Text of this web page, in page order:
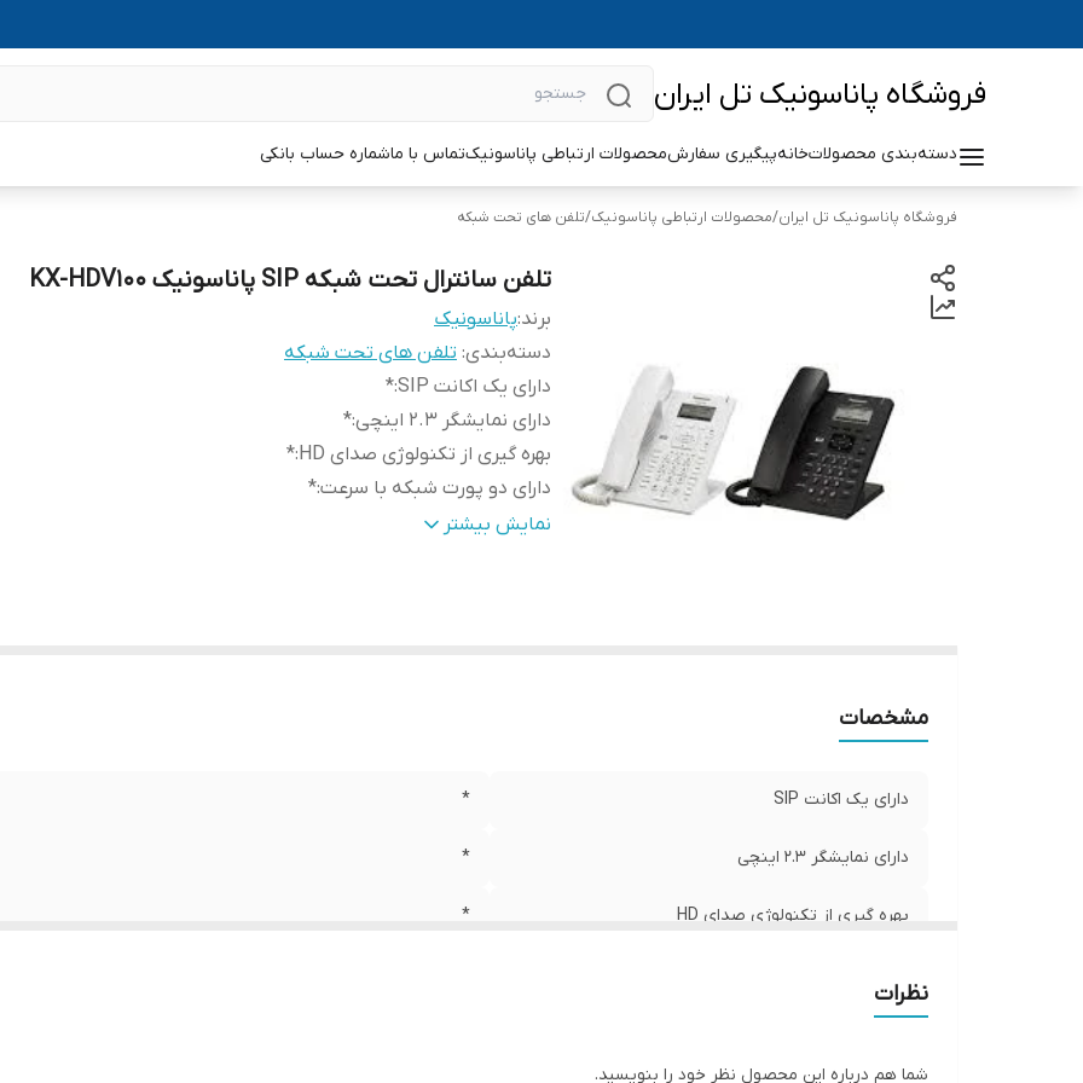
فروشگاه پاناسونیک تل ایران
دسته‌بندی محصولاتخانهپیگیری سفارشمحصولات ارتباطی پاناسونیکتماس با ماشماره حساب بانکی
فروشگاه پاناسونیک تل ایران/محصولات ارتباطی پاناسونیک/تلفن های تحت شبکه
تلفن سانترال تحت شبکه SIP پاناسونیک KX-HDV100
برند:پاناسونیک
دسته‌بندی: تلفن های تحت شبکه
دارای یک اکانت SIP
:
*
دارای نمایشگر 2.3 اینچی
:
*
بهره گیری از تکنولوژی صدای HD
:
*
دارای دو پورت شبکه با سرعت:
*
دارای دو کلید قابل برنامه ریزی
نمایش بیشتر
مشخصات
دارای یک اکانت SIP *
دارای نمایشگر 2.3 اینچی *
بهره گیری از تکنولوژی صدای HD *
نظرات
شما هم درباره این محصول نظر خود را بنویسید.